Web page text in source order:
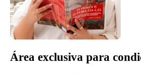
Área exclusiva para